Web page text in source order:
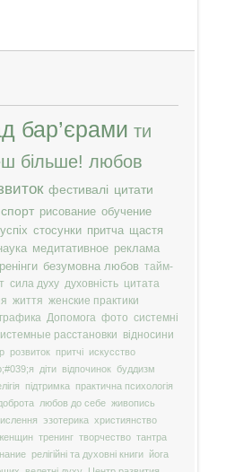
бар’єрами ти
більше! любов
фестивалі цитати
спорт рисование обучение
успіх стосунки притча щастя
медитативное реклама
безумовна любов тайм-
сила духу духовність цитата
життя женские практики
графика Допомога фото системні
расстановки відносини
розвиток притчі
искусство
діти відпочинок буддизм
підтримка
практична психологія
любов до себе живопись
эзотерика християнство
тренинг творчество тантра
релігійні та духовні книги йога